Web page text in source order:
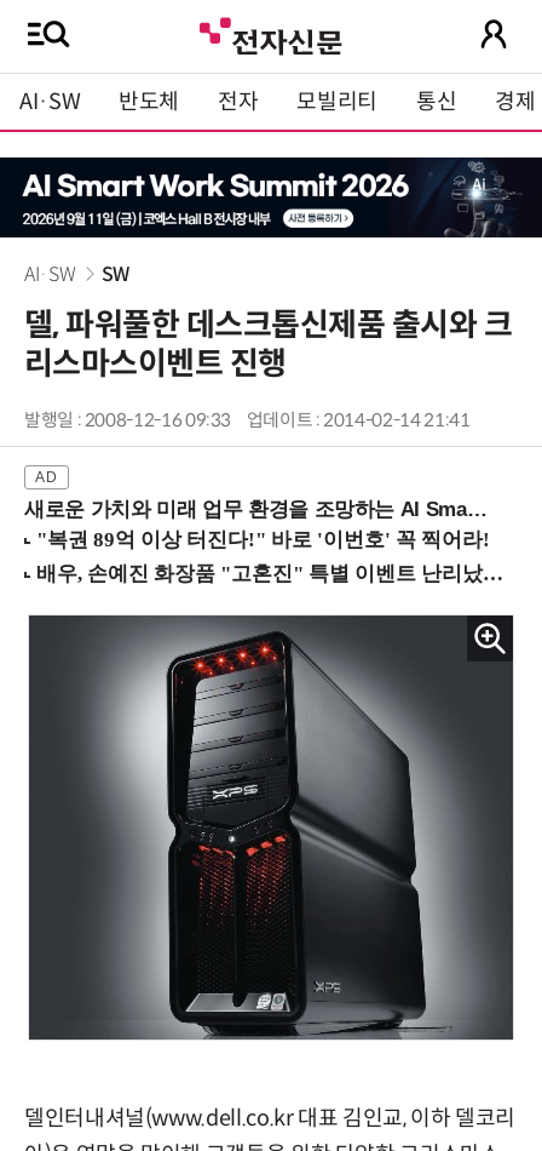
AI·SW 반도체 전자 모빌리티 통신 경제
AI·SW SW
델, 파워풀한 데스크톱신제품 출시와 크
리스마스이벤트 진행
발행일 : 2008-12-16 09:33 업데이트 : 2014-02-14 21:41
새로운 가치와 미래 업무 환경을 조망하는 AI Smart Work Summit 2026 (9/11 코엑스)
델인터내셔널(www.dell.co.kr 대표 김인교, 이하 델코리